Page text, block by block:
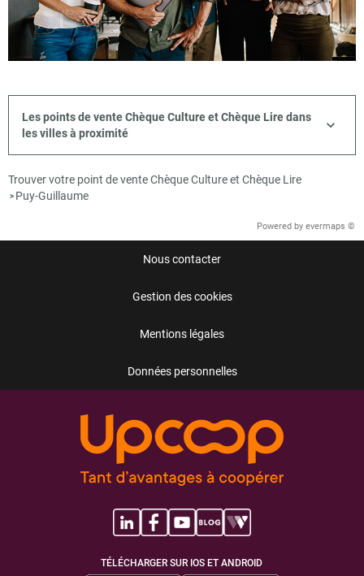
Les points de vente Chèque Culture et Chèque Lire dans
les villes à proximité
Trouver votre point de vente Chèque Culture et Chèque Lire
> Puy-Guillaume
Powered by evermaps ©
Nous contacter
Gestion des cookies
Mentions légales
Données personnelles
TÉLÉCHARGER SUR IOS ET ANDROID